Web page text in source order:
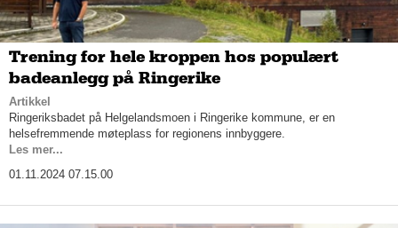
Trening for hele kroppen hos populært
badeanlegg på Ringerike
Artikkel
Ringeriksbadet på Helgelandsmoen i Ringerike kommune, er en
helsefremmende møteplass for regionens innbyggere.
Les mer...
01.11.2024 07.15.00